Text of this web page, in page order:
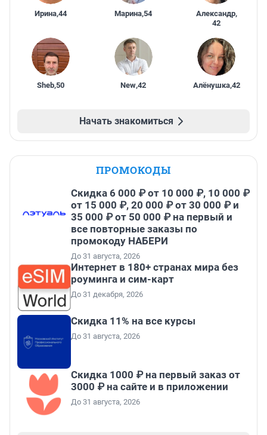
Ирина,44 Марина,54 Александр,
42
Sheb,50 New,42 Алёнушка,42
Начать знакомиться
ПРОМОКОДЫ
Скидка 6 000 ₽ от 10 000 ₽, 10 000 ₽
от 15 000 ₽, 20 000 ₽ от 30 000 ₽ и
35 000 ₽ от 50 000 ₽ на первый и
все повторные заказы по
промокоду НАБЕРИ
До 31 августа, 2026
Интернет в 180+ странах мира без
роуминга и сим-карт
До 31 декабря, 2026
Скидка 11% на все курсы
До 31 августа, 2026
Скидка 1000 ₽ на первый заказ от
3000 ₽ на сайте и в приложении
До 31 августа, 2026